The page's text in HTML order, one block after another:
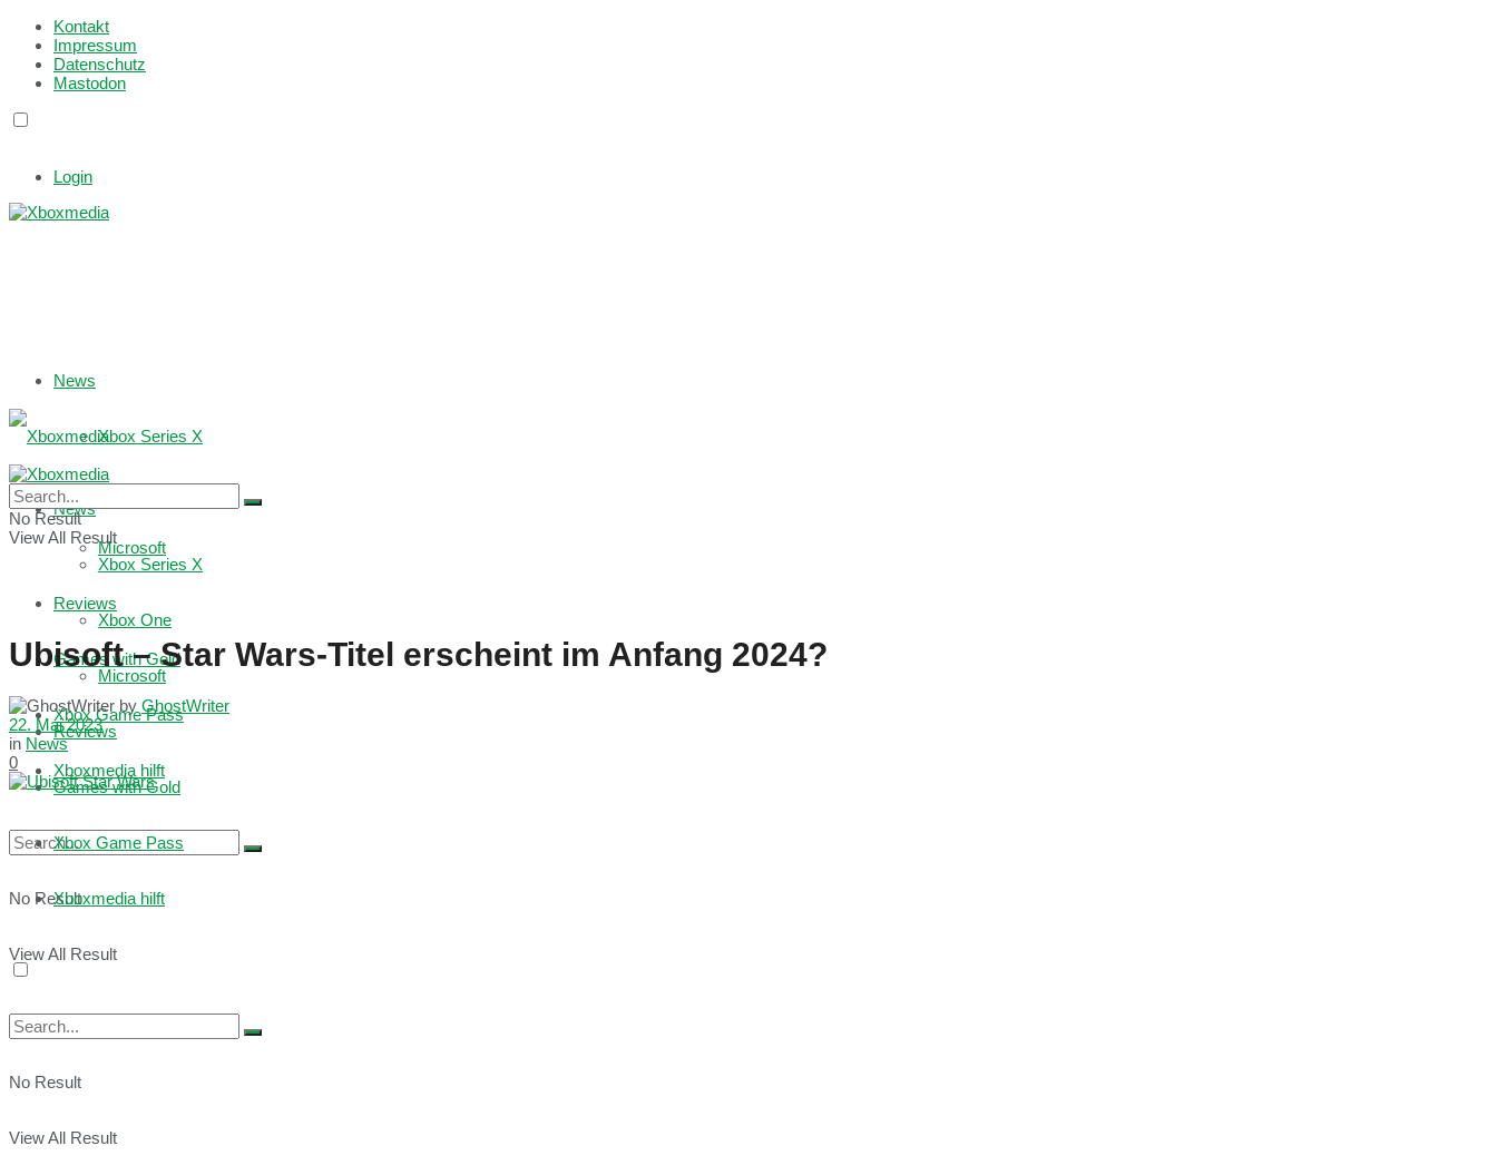
Kontakt
Impressum
Datenschutz
Mastodon
Login
News
Xbox Series X
Microsoft
Reviews
Games with Gold
Xbox Game Pass
Xboxmedia hilft
No Result
View All Result
News
Xbox Series X
Xbox One
Microsoft
Reviews
Games with Gold
Xbox Game Pass
Xboxmedia hilft
No Result
View All Result
No Result
View All Result
Ubisoft – Star Wars-Titel erscheint im Anfang 2024?
by GhostWriter
22. Mai 2023
in News
0